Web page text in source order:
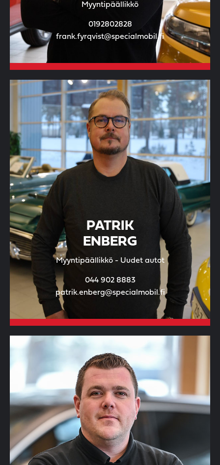
Myyntipäällikkö
0192802828
frank.fyrqvist@specialmobil.fi
PATRIK
ENBERG
Myyntipäällikkö - Uudet autot
044 902 8883
patrik.enberg@specialmobil.fi